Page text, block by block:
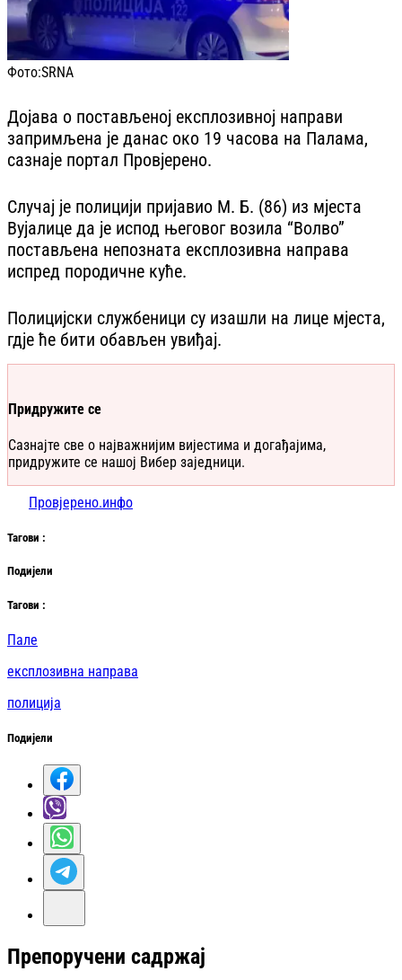
Фото:SRNA
Дојава о постављеној експлозивној направи
запримљена је данас око 19 часова на Палама,
сазнаје портал Провјерено.
Случај је полицији пријавио М. Б. (86) из мјеста
Вујалице да је испод његовог возила “Волво”
постављена непозната експлозивна направа
испред породичне куће.
Полицијски службеници су изашли на лице мјеста,
гдје ће бити обављен увиђај.
Придружите се
Сазнајте све о најважнијим вијестима и догађајима,
придружите се нашој Вибер заједници.
Провјерено.инфо
Тагови :
Подијели
Тагови :
Пале
експлозивна направа
полиција
Подијели
Препоручени садржај